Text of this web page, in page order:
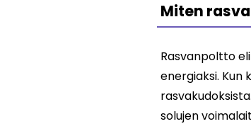
Miten
Rasvanpoltto
energiaksi.
solujen